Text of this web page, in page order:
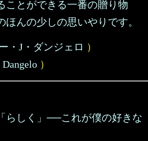
ことができる一番の贈り物
ほんの少しの思いやりです。
・J・ダンジェロ ）
Dangelo ）
らしく」──これが僕の好きな